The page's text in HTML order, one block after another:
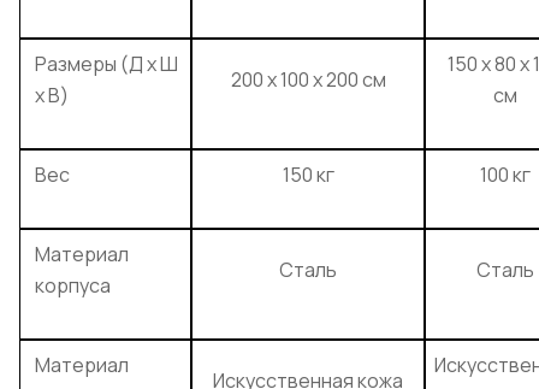
Размеры (Д х Ш
х В)
200 x 100 x 200 см
150 x 80 x
см
Вес 150 кг 100 кг
Материал
корпуса
Сталь Сталь
Материал
Искусственная кожа